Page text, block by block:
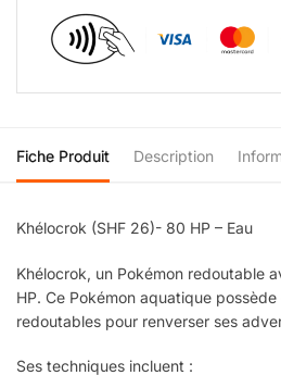
Fiche Produit Description
Khélocrok (SHF 26)- 80 HP – Eau
Khélocrok, un Pokémon redoutable
HP. Ce Pokémon aquatique
redoutables pour renverser ses
Ses techniques incluent :